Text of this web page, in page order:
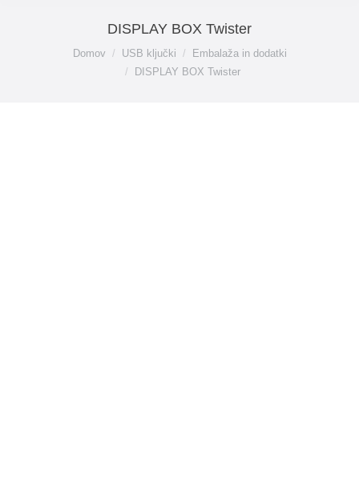
DISPLAY BOX Twister
You are here:Domov USB ključki
Embalaža in dodatki
DISPLAY BOX Twister